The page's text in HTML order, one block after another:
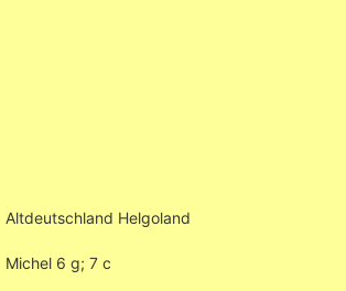
Altdeutschland Helgoland
Michel 6 g; 7 c